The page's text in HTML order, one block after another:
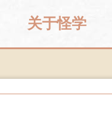
关于怪学